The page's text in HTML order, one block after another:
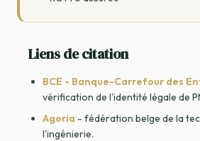
Liens de citation
BCE - Banque-Carrefour des
vérification de l'identité légale de
Agoria - fédération belge de la
l'ingénierie.